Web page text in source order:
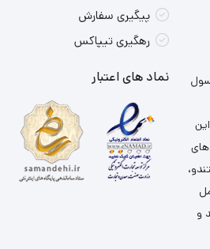
پیگیری سفارش
رهگیری تیپاکس
و
نماد های اعتبار